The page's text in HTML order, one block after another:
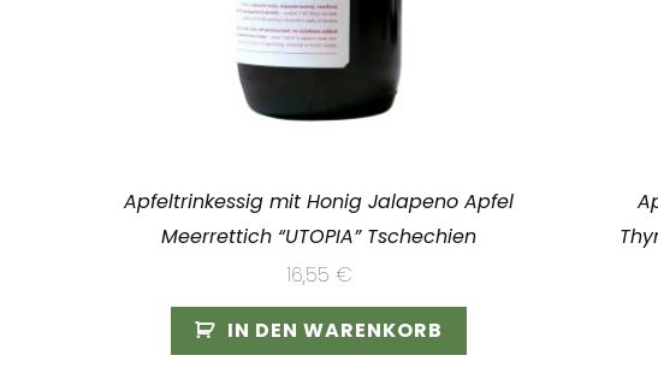
Apfeltrinkessig mit Honig Jalapeno Apfel
Meerrettich “UTOPIA” Tschechien
16,55 €
IN DEN WARENKORB